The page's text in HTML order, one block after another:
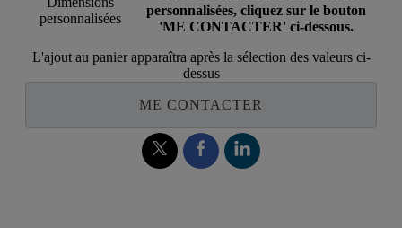
personnalisées
personnalisées, cliquez sur le bouton
'ME CONTACTER' ci-dessous.
L'ajout au panier apparaîtra après la sélection des valeurs ci-
dessus
ME CONTACTER